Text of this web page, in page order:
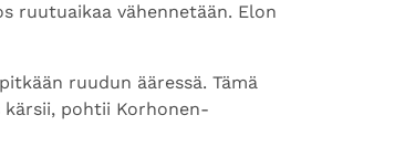
ruutuaikaa vähennetään. Elon
ruudun ääressä. Tämä
kärsii, pohtii Korhonen-